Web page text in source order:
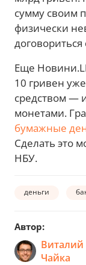
сумму своим
физически
Еще
10 гривен
средством —
монетами.
бумажные
Сделать это
НБУ.
деньги
Автор:
Виталий
Чайка